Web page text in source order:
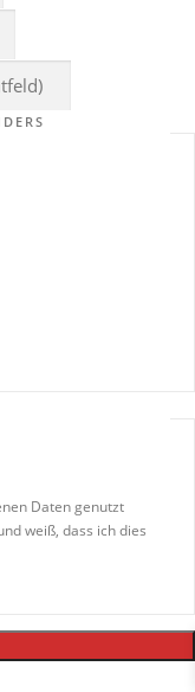
Daten genutzt
weiß, dass ich dies